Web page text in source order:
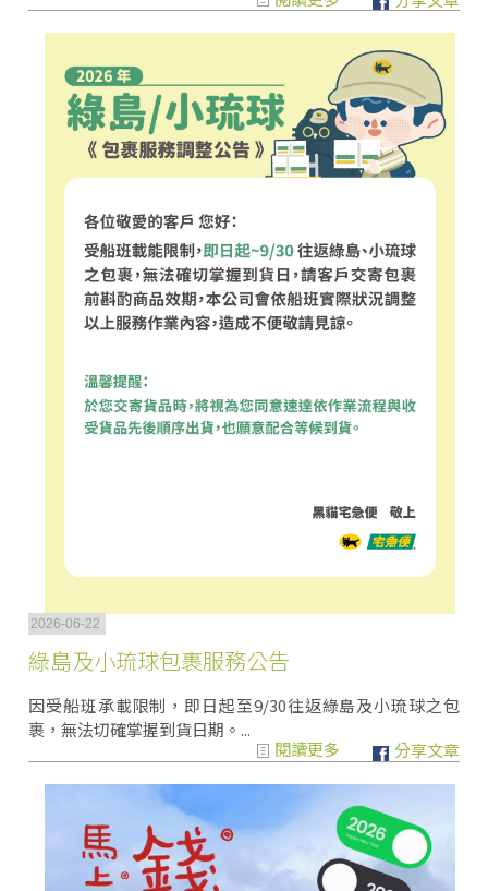
2026-06-22
綠島及小琉球包裹服務公告
因受船班承載限制，即日起至9/30往返綠島及小琉球之包
裹，無法切確掌握到貨日期。...
閱讀更多
分享文章